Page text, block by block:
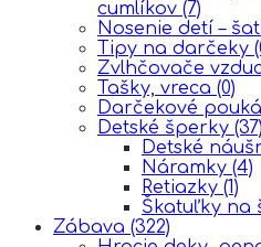
cumlíkov (7)
Nosenie detí –
Tipy na darčeky
Zvlhčovače
Tašky, vreca (0)
Darčekové
Detské šperky (37)
Detské
Náramky (4)
Retiazky (1)
Škatuľky na
Zábava (322)